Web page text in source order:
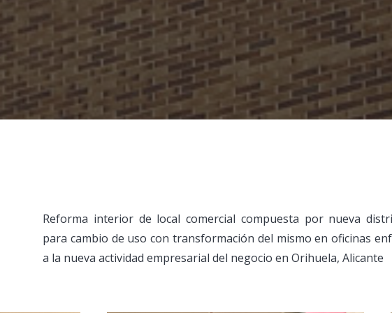
Reforma interior de local comercial compuesta por nueva
para cambio de uso con transformación del mismo en oficinas
a la nueva actividad empresarial del negocio en Orihuela, Alicante